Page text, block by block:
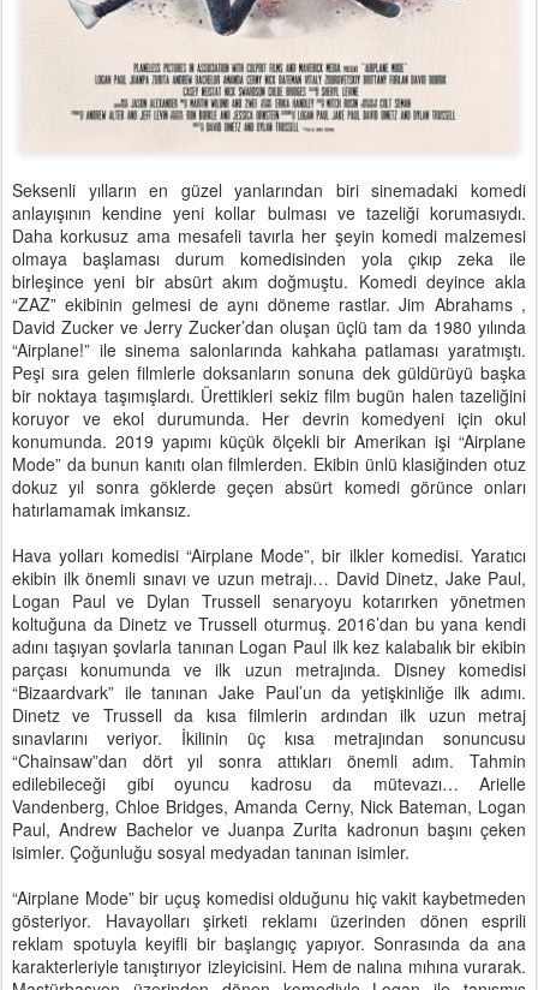
Seksenli yılların en güzel yanlarından biri sinemadaki komedi
anlayışının kendine yeni kollar bulması ve tazeliği korumasıydı.
Daha korkusuz ama mesafeli tavırla her şeyin komedi malzemesi
olmaya başlaması durum komedisinden yola çıkıp zeka ile
birleşince yeni bir absürt akım doğmuştu. Komedi deyince akla
“ZAZ” ekibinin gelmesi de aynı döneme rastlar. Jim Abrahams ,
David Zucker ve Jerry Zucker’dan oluşan üçlü tam da 1980 yılında
“Airplane!” ile sinema salonlarında kahkaha patlaması yaratmıştı.
Peşi sıra gelen filmlerle doksanların sonuna dek güldürüyü başka
bir noktaya taşımışlardı. Ürettikleri sekiz film bugün halen tazeliğini
koruyor ve ekol durumunda. Her devrin komedyeni için okul
konumunda. 2019 yapımı küçük ölçekli bir Amerikan işi “Airplane
Mode” da bunun kanıtı olan filmlerden. Ekibin ünlü klasiğinden otuz
dokuz yıl sonra göklerde geçen absürt komedi görünce onları
hatırlamamak imkansız.
Hava yolları komedisi “Airplane Mode”, bir ilkler komedisi. Yaratıcı
ekibin ilk önemli sınavı ve uzun metrajı… David Dinetz, Jake Paul,
Logan Paul ve Dylan Trussell senaryoyu kotarırken yönetmen
koltuğuna da Dinetz ve Trussell oturmuş. 2016’dan bu yana kendi
adını taşıyan şovlarla tanınan Logan Paul ilk kez kalabalık bir ekibin
parçası konumunda ve ilk uzun metrajında. Disney komedisi
“Bizaardvark” ile tanınan Jake Paul’un da yetişkinliğe ilk adımı.
Dinetz ve Trussell da kısa filmlerin ardından ilk uzun metraj
sınavlarını veriyor. İkilinin üç kısa metrajından sonuncusu
“Chainsaw”dan dört yıl sonra attıkları önemli adım. Tahmin
edilebileceği gibi oyuncu kadrosu da mütevazı… Arielle
Vandenberg, Chloe Bridges, Amanda Cerny, Nick Bateman, Logan
Paul, Andrew Bachelor ve Juanpa Zurita kadronun başını çeken
isimler. Çoğunluğu sosyal medyadan tanınan isimler.
“Airplane Mode” bir uçuş komedisi olduğunu hiç vakit kaybetmeden
gösteriyor. Havayolları şirketi reklamı üzerinden dönen esprili
reklam spotuyla keyifli bir başlangıç yapıyor. Sonrasında da ana
karakterleriyle tanıştırıyor izleyicisini. Hem de nalına mıhına vurarak.